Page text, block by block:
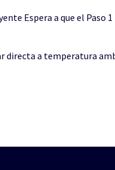
Espera a que el
directa a temperatura